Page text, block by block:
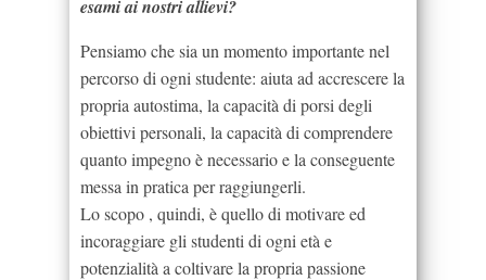
esami ai nostri allievi?
Pensiamo che sia un momento importante nel
percorso di ogni studente: aiuta ad accrescere la
propria autostima, la capacità di porsi degli
obiettivi personali, la capacità di comprendere
quanto impegno è necessario e la conseguente
messa in pratica per raggiungerli.
Lo scopo , quindi, è quello di motivare ed
incoraggiare gli studenti di ogni età e
potenzialità a coltivare la propria passione